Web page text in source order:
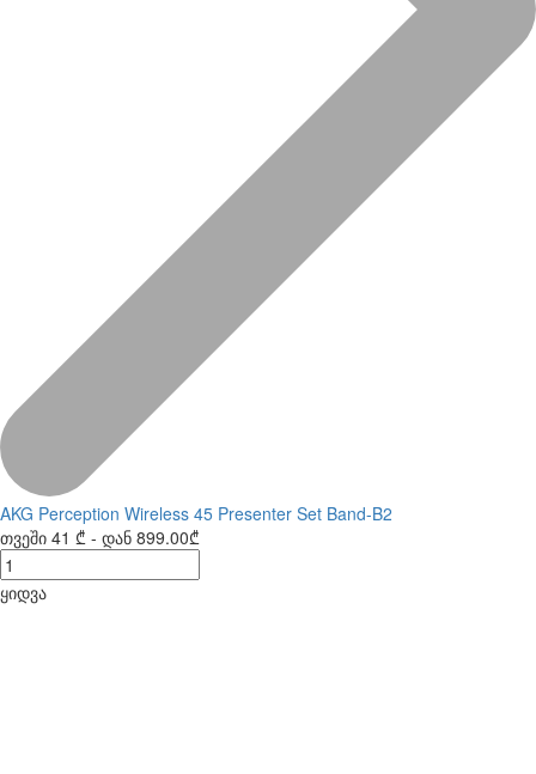
AKG Perception Wireless 45 Presenter Set Band-B2
თვეში 41 ₾ - დან 899.00₾
ყიდვა